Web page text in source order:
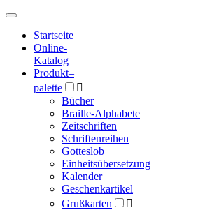
Hauptmenü
Hauptmenü
Startseite
Online-
Katalog
Produkt–
palette

Bücher
Braille-Alphabete
Zeitschriften
Schriftenreihen
Gotteslob
Einheitsübersetzung
Kalender
Geschenkartikel
Grußkarten
